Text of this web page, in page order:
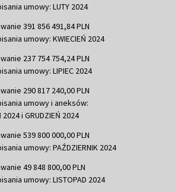
umowy: LUTY 2024
391 856 491,84 PLN
umowy: KWIECIEŃ 2024
237 754 754,24 PLN
umowy: LIPIEC 2024
290 817 240,00 PLN
umowy i aneksów:
2024 i GRUDZIEŃ 2024
539 800 000,00 PLN
umowy: PAŹDZIERNIK 2024
49 848 800,00 PLN
umowy: LISTOPAD 2024